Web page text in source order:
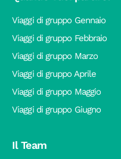
Viaggi di gruppo Gennaio
Viaggi di gruppo Febbraio
Viaggi di gruppo Marzo
Viaggi di gruppo Aprile
Viaggi di gruppo Maggio
Viaggi di gruppo Giugno
Il Team